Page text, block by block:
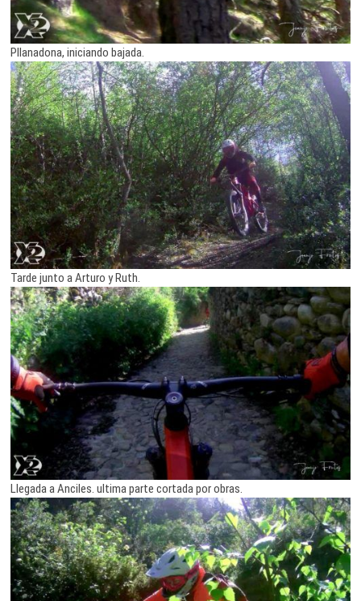
Pllanadona, iniciando bajada.
Tarde junto a Arturo y Ruth.
Llegada a Anciles. ultima parte cortada por obras.